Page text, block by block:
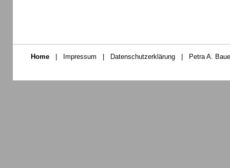
Home | Impressum | Datenschutzerklärung | Petra A.